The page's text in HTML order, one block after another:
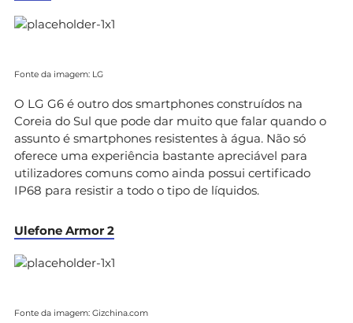
Fonte da imagem: LG
O LG G6 é outro dos smartphones construídos na
Coreia do Sul que pode dar muito que falar quando o
assunto é smartphones resistentes à água. Não só
oferece uma experiência bastante apreciável para
utilizadores comuns como ainda possui certificado
IP68 para resistir a todo o tipo de líquidos.
Ulefone Armor 2
Fonte da imagem: Gizchina.com